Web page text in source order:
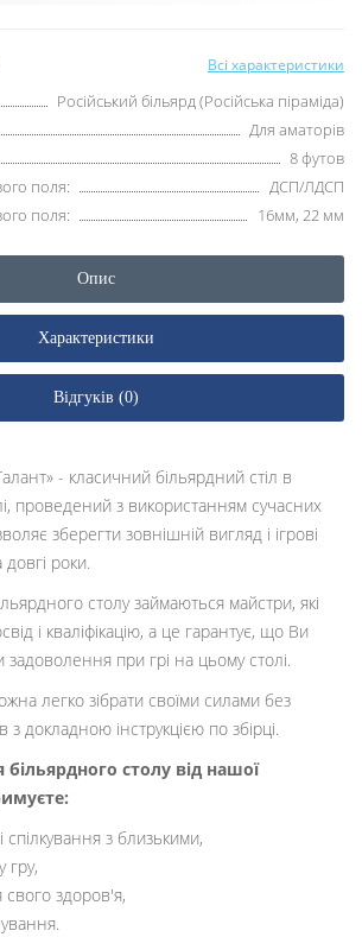
Всі характеристики
Російський більярд (Російська піраміда)
Для аматорів
8 футов
поля:
ДСП/ЛДСП
поля:
16мм, 22 мм
Опис
Характеристики
Відгуків (0)
- класичний більярдний стіл в
проведений з використанням сучасних
зберегти зовнішній вигляд і ігрові
роки.
столу займаються майстри, які
і кваліфікацію, а це гарантує, що Ви
задоволення при грі на цьому столі.
легко зібрати своїми силами без
з докладною інструкцією по збірці.
більярдного столу від нашої
спілкування з близькими,
гру,
здоров'я,